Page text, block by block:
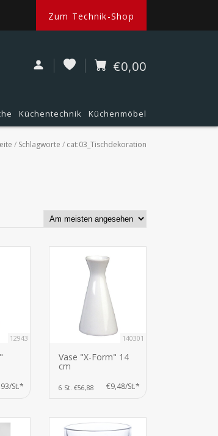
Zum Technik-Shop
€0,00
Küchentechnik Küchenmöbel
/ Schlagworte / cat:03_Tischdekoration
12943
St.*
140301
Vase "X-Form" 14
cm
6 St. €56,88 €9,48/St.*